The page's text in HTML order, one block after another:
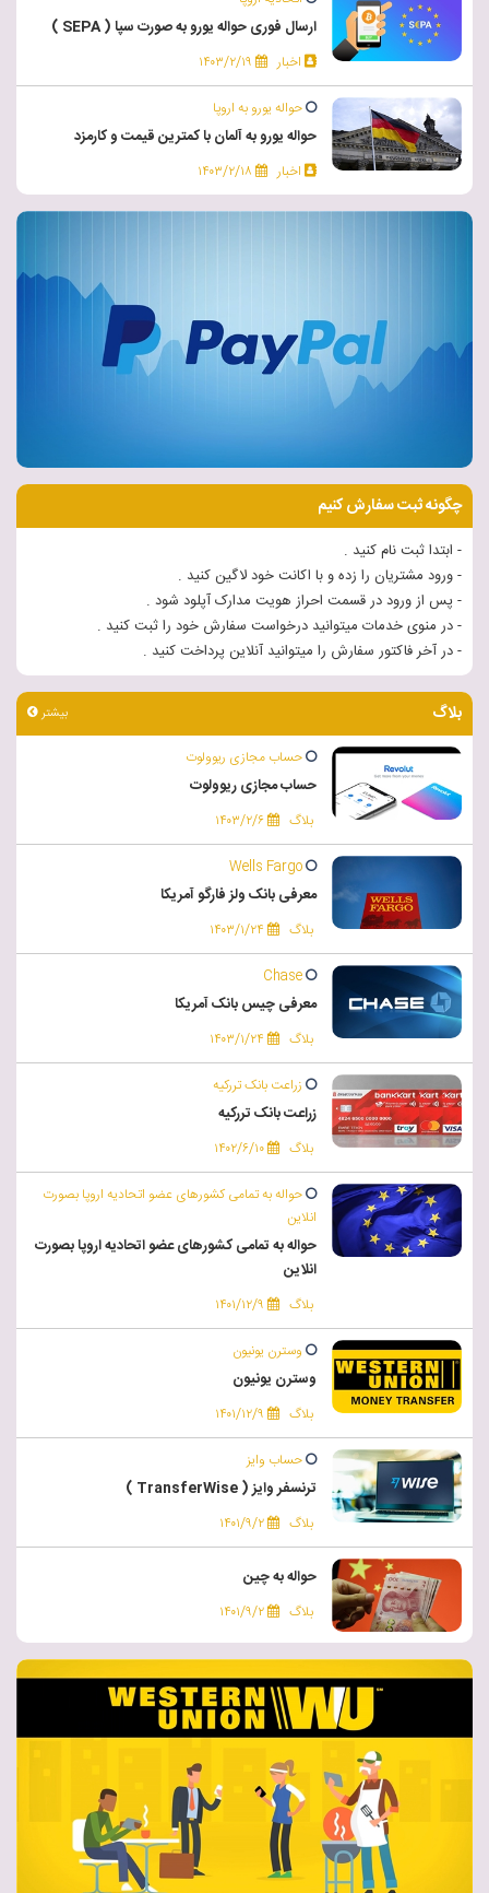
ارسال فوری حواله یورو به صورت سپا ( SEPA )
اخبار ۱۴۰۳/۲/۱۹
حواله یورو به اروپا
حواله یورو به آلمان با کمترین قیمت و کارمزد
اخبار ۱۴۰۳/۲/۱۸
چگونه ثبت سفارش کنیم
- ابتدا ثبت نام کنید .
- ورود مشتریان را زده و با اکانت خود لاگین کنید .
- پس از ورود در قسمت احراز هویت مدارک آپلود شود .
- در منوی خدمات میتوانید درخواست سفارش خود را ثبت کنید .
- در آخر فاکتور سفارش را میتوانید آنلاین پرداخت کنید .
بلاگ بیشتر
حساب مجازی ریوولوت
حساب مجازی ریوولوت
بلاگ ۱۴۰۳/۲/۶
Wells Fargo
معرفی بانک ولز فارگو آمریکا
بلاگ ۱۴۰۳/۱/۲۴
Chase
معرفی چیس بانک آمریکا
بلاگ ۱۴۰۳/۱/۲۴
زراعت بانک تررکیه
زراعت بانک تررکیه
بلاگ ۱۴۰۲/۶/۱۰
حواله به تمامی کشورهای عضو اتحادیه اروپا بصورت
انلاین
حواله به تمامی کشورهای عضو اتحادیه اروپا بصورت
انلاین
بلاگ ۱۴۰۱/۱۲/۹
وسترن یونیون
وسترن یونیون
بلاگ ۱۴۰۱/۱۲/۹
حساب وایز
ترنسفر وایز ( TransferWise )
بلاگ ۱۴۰۱/۹/۲
حواله به چین
بلاگ ۱۴۰۱/۹/۲